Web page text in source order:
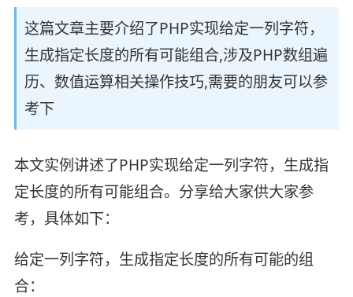
这篇文章主要介绍了PHP实现给定一列字符，
生成指定长度的所有可能组合,涉及PHP数组遍
历、数值运算相关操作技巧,需要的朋友可以参
考下
本文实例讲述了PHP实现给定一列字符，生成指
定长度的所有可能组合。分享给大家供大家参
考，具体如下：
给定一列字符，生成指定长度的所有可能的组
合：